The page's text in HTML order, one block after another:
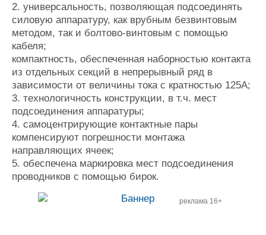
2. универсальность, позволяющая подсоединять
силовую аппаратуру, как врубным безвинтовым
методом, так и болтово-винтовым с помощью
кабеля;
компактность, обеспеченная наборностью контакта
из отдельных секций в непрерывный ряд в
зависимости от величины тока с кратностью 125А;
3. технологичность конструкции, в т.ч. мест
подсоединения аппаратуры;
4. самоцентрирующие контактные пары
компенсируют погрешности монтажа
направляющих ячеек;
5. обеспечена маркировка мест подсоединения
проводников с помощью бирок.
реклама 16+